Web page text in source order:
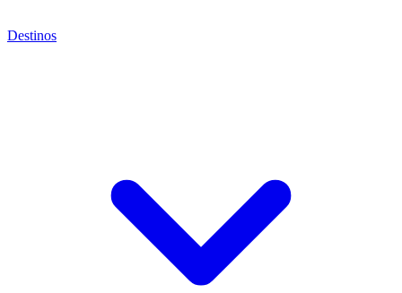
Destinos